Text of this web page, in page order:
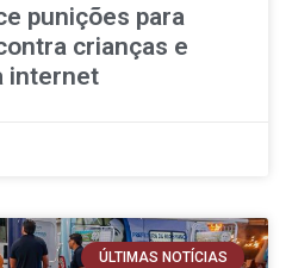
punições para
crianças e
internet
ÚLTIMAS NOTÍCIAS